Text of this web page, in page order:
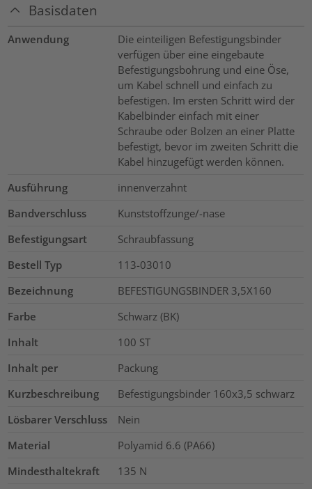
Basisdaten
Anwendung
Die einteiligen Befestigungsbinder
verfügen über eine eingebaute
Befestigungsbohrung und eine Öse,
um Kabel schnell und einfach zu
befestigen. Im ersten Schritt wird der
Kabelbinder einfach mit einer
Schraube oder Bolzen an einer Platte
befestigt, bevor im zweiten Schritt die
Kabel hinzugefügt werden können.
Ausführung
innenverzahnt
Bandverschluss
Kunststoffzunge/-nase
Befestigungsart
Schraubfassung
Bestell Typ
113-03010
Bezeichnung
BEFESTIGUNGSBINDER 3,5X160
Farbe
Schwarz (BK)
Inhalt
100 ST
Inhalt per
Packung
Kurzbeschreibung
Befestigungsbinder 160x3,5 schwarz
Lösbarer Verschluss
Nein
Material
Polyamid 6.6 (PA66)
Mindesthaltekraft
135 N